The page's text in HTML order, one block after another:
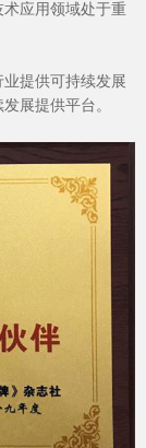
品质服务
应用领域处于重
提供可持续发展
展提供平台。